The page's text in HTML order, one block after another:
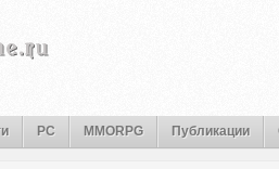
PC MMORPG Публикации